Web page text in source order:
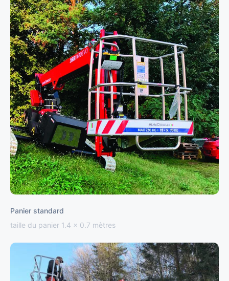
Panier standard
taille du panier 1.4 x 0.7 mètres